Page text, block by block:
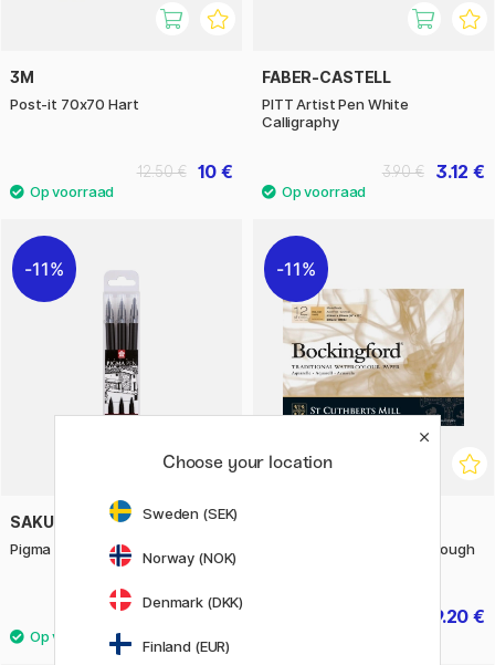
3M
Post-it 70x70 Hart
10 €
12.50 €
FABER-CASTELL
PITT Artist Pen White
Calligraphy
3.12 €
3.90 €
11%
SAKURA
Pigma Pen 3-pack
7.20 €
11%
Bockingford Aquarelblok Rough
29.20 €
Choose your location
Sweden (SEK)
Norway (NOK)
Denmark (DKK)
Finland (EUR)